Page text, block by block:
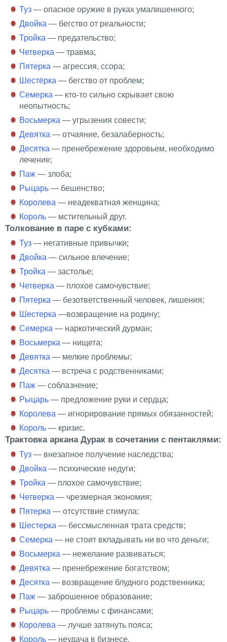
Туз — опасное оружие в руках умалишенного;
Двойка — бегство от реальности;
Тройка — предательство;
Четверка — травма;
Пятерка — агрессия, ссора;
Шестёрка — бегство от проблем;
Семерка — кто-то сильно скрывает свою
неопытность;
Восьмерка — угрызения совести;
Девятка — отчаяние, безалаберность;
Десятка — пренебрежение здоровьем, необходимо
лечение;
Паж — злоба;
Рыцарь — бешенство;
Королева — неадекватная женщина;
Король — мстительный друг.
Толкование в паре с кубками:
Туз — негативные привычки;
Двойка — сильное влечение;
Тройка — застолье;
Четверка — плохое самочувствие;
Пятерка — безответственный человек, лишения;
Шестерка —возвращение на родину;
Семерка — наркотический дурман;
Восьмерка — нищета;
Девятка — мелкие проблемы;
Десятка — встреча с родственниками;
Паж — соблазнение;
Рыцарь — предложение руки и сердца;
Королева — игнорирование прямых обязанностей;
Король — кризис.
Трактовка аркана Дурак в сочетании с пентаклями:
Туз — внезапное получение наследства;
Двойка — психические недуги;
Тройка — плохое самочувствие;
Четверка — чрезмерная экономия;
Пятерка — отсутствие стимула;
Шестерка — бессмысленная трата средств;
Семерка — не стоит вкладывать ни во что деньги;
Восьмерка — нежелание развиваться;
Девятка — пренебрежение богатством;
Десятка — возвращение блудного родственника;
Паж — заброшенное образование;
Рыцарь — проблемы с финансами;
Королева — лучше затянуть пояса;
Король — неудача в бизнесе.